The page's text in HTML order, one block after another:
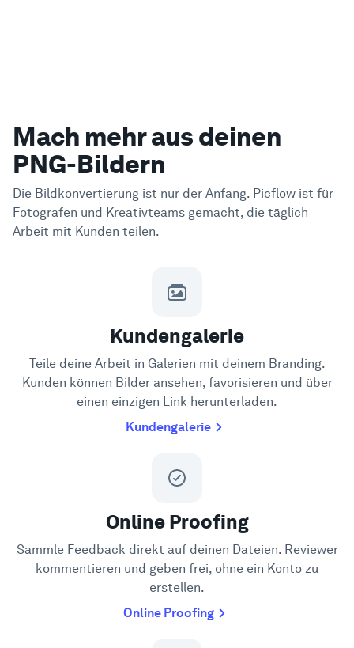
Mach mehr aus deinen
PNG-Bildern
Die Bildkonvertierung ist nur der Anfang. Picflow ist für
Fotografen und Kreativteams gemacht, die täglich
Arbeit mit Kunden teilen.
Kundengalerie
Teile deine Arbeit in Galerien mit deinem Branding.
Kunden können Bilder ansehen, favorisieren und über
einen einzigen Link herunterladen.
Kundengalerie
Online Proofing
Sammle Feedback direkt auf deinen Dateien. Reviewer
kommentieren und geben frei, ohne ein Konto zu
erstellen.
Online Proofing